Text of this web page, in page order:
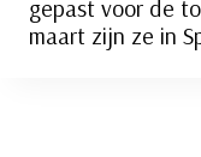
gepast voor de
maart zijn ze in